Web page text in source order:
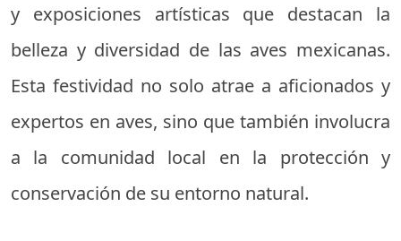
y exposiciones artísticas que destacan la
belleza y diversidad de las aves mexicanas.
Esta festividad no solo atrae a aficionados y
expertos en aves, sino que también involucra
a la comunidad local en la protección y
conservación de su entorno natural.